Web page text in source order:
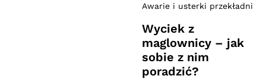
Awarie i usterki przekładni
Wyciek z
maglownicy – jak
sobie z nim
poradzić?